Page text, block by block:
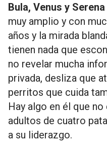
Bula, Venus y Serena
muy amplio y con
años y la mirada
tienen nada que
no revelar mucha
privada, desliza que
perritos que cuida
Hay algo en él que
adultos de cuatro
a su liderazgo.